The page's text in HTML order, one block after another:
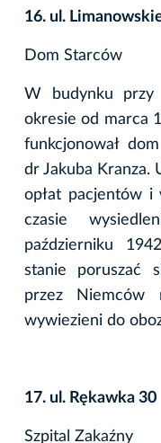
16. ul.
Dom Starców
W budynku przy
okresie od marca
funkcjonował
dr Jakuba Kranza.
opłat pacjentów i
czasie
październiku
stanie poruszać
przez Niemców
wywiezieni do
17. ul. Rękawka 30
Szpital Zakaźny